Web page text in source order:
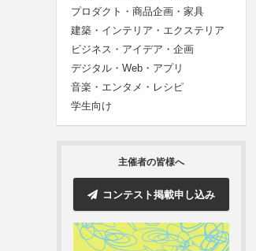
プロダクト・商品企画・家具
建築・インテリア・エクステリア
ビジネス・アイデア・企画
デジタル・Web・アプリ
音楽・エンタメ・レシピ
学生向け
主催者の皆様へ
コンテスト掲載申し込み